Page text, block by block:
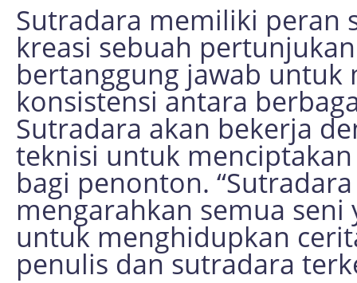
Sutradara memiliki peran
kreasi sebuah
bertanggung jawab untuk
konsistensi antara
Sutradara akan bekerja
teknisi untuk
bagi penonton.
mengarahkan semua
untuk menghidupkan
penulis dan sutradara